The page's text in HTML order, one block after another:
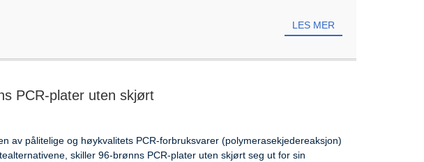
LES MER
PCR-plater uten skjørt
av pålitelige og høykvalitets PCR-forbruksvarer (polymerasekjedereaksjon)
skiller 96-brønns PCR-plater uten skjørt seg ut for sin